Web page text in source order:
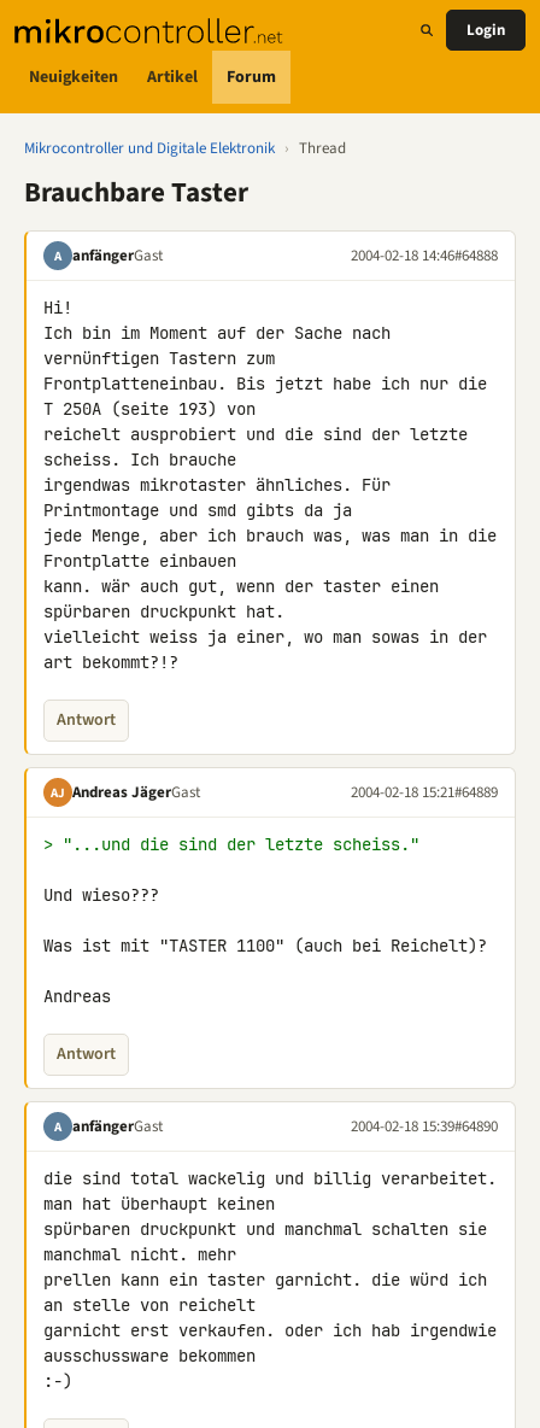
Neuigkeiten Artikel Forum
Login
Mikrocontroller und Digitale Elektronik › Thread
Brauchbare Taster
A anfängerGast 2004-02-18 14:46#64888
Hi!
Ich bin im Moment auf der Sache nach
vernünftigen Tastern zum
Frontplatteneinbau. Bis jetzt habe ich nur die
T 250A (seite 193) von
reichelt ausprobiert und die sind der letzte
scheiss. Ich brauche
irgendwas mikrotaster ähnliches. Für
Printmontage und smd gibts da ja
jede Menge, aber ich brauch was, was man in die
Frontplatte einbauen
kann. wär auch gut, wenn der taster einen
spürbaren druckpunkt hat.
vielleicht weiss ja einer, wo man sowas in der
art bekommt?!?
Antwort
AJ Andreas JägerGast 2004-02-18 15:21#64889
> "...und die sind der letzte scheiss."
Und wieso???
Was ist mit "TASTER 1100" (auch bei Reichelt)?
Andreas
Antwort
A anfängerGast 2004-02-18 15:39#64890
die sind total wackelig und billig verarbeitet.
man hat überhaupt keinen
spürbaren druckpunkt und manchmal schalten sie
manchmal nicht. mehr
prellen kann ein taster garnicht. die würd ich
an stelle von reichelt
garnicht erst verkaufen. oder ich hab irgendwie
ausschussware bekommen
:-)